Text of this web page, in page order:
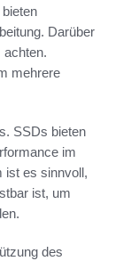
Darüber
achten.
mehrere
SSDs bieten
im
ist es sinnvoll,
ist, um
des